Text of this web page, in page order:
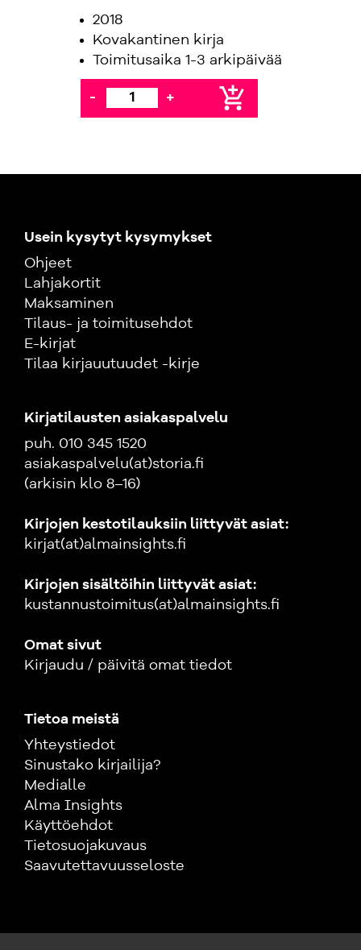
2018
Kovakantinen kirja
Toimitusaika 1-3 arkipäivää
- + add_shopping_cart
Usein kysytyt kysymykset
Ohjeet
Lahjakortit
Maksaminen
Tilaus- ja toimitusehdot
E-kirjat
Tilaa kirjauutuudet -kirje
Kirjatilausten asiakaspalvelu
puh. 010 345 1520
asiakaspalvelu(at)storia.fi
(arkisin klo 8–16)
Kirjojen kestotilauksiin liittyvät asiat:
kirjat(at)almainsights.fi
Kirjojen sisältöihin liittyvät asiat:
kustannustoimitus(at)almainsights.fi
Omat sivut
Kirjaudu / päivitä omat tiedot
Tietoa meistä
Yhteystiedot
Sinustako kirjailija?
Medialle
Alma Insights
Käyttöehdot
Tietosuojakuvaus
Saavutettavuusseloste